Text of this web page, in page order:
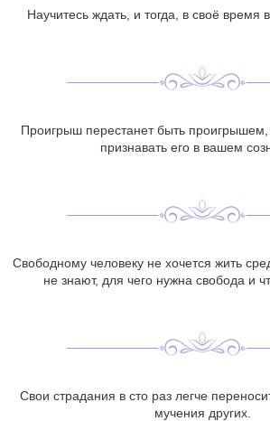
Научитесь ждать, и тогда, в своё время
Проигрыш перестанет быть проигрышем,
признавать его в вашем
Свободному человеку не хочется жить
не знают, для чего нужна свобода и
Свои страдания в сто раз легче
мучения других.